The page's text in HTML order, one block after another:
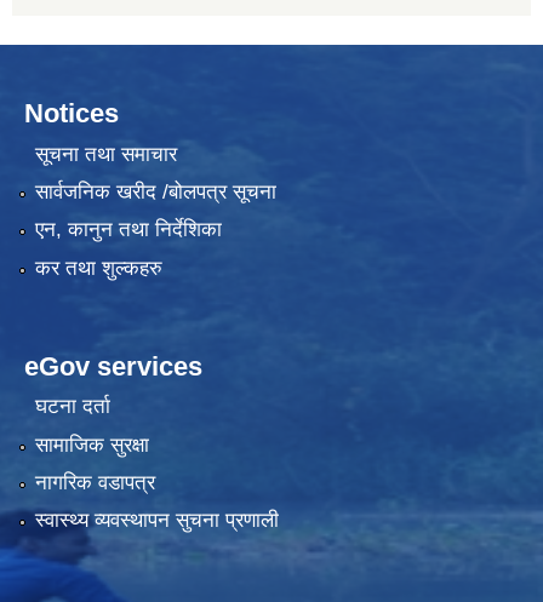
Notices
सूचना तथा समाचार
सार्वजनिक खरीद /बोलपत्र सूचना
एन, कानुन तथा निर्देशिका
कर तथा शुल्कहरु
eGov services
घटना दर्ता
सामाजिक सुरक्षा
नागरिक वडापत्र
स्वास्थ्य व्यवस्थापन सुचना प्रणाली